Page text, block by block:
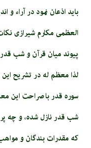
باید اذعان نمود در آراء
العظمی مکارم شیرازی
پیوند میان قرآن و شب
لذا معظم له در تشریح
سوره قدر با صراحت اين
شب قدر نازل شده، و چه
كه مقدرات بندگان و